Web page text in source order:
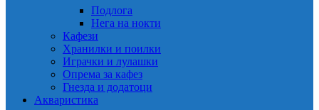
Подлога
Нега на нокти
Кафези
Хранилки и поилки
Играчки и лулашки
Опрема за кафез
Гнезда и додатоци
Акваристика